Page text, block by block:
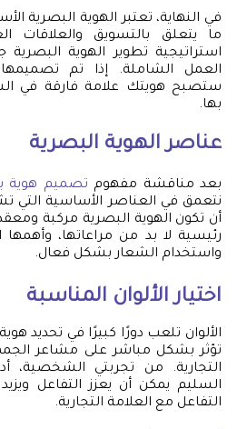
في النهاية، تعتبر الهوية البصرية
ما يتعلق بالتسويق والعلاقات
استراتيجية تطوير الهوية
العمل الشاملة. إذا تم
ستصبح هويتك علامة فارقة في
بها.
عناصر الهوية البصرية
بعد مناقشة مفهوم تصميم هوية
نتعمق في العناصر الأساسية التي
أن تكون الهوية البصرية مركبة
رئيسية لا بد من مراعاتها، وأهمها
واستخدام الشعار بشكل فعال.
اختيار الألوان المناسبة
الألوان تلعب دورًا كبيرًا في تحديد
تؤثر بشكل مباشر على مشاعر
التجارية. من تجربتي الشخصية،
السليم يمكن أن يعزز التفاعل
التفاعل مع العلامة التجارية.